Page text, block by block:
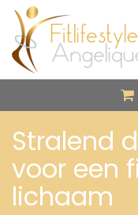
Stralend
voor een
lichaam